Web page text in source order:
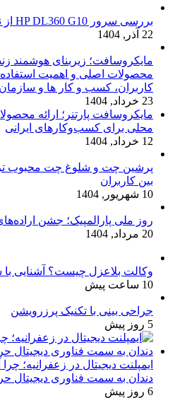
بررسی سرور HP DL360 G10 از نگاه ماهان شبکه ایرانیان
22 آذر, 1404
مایکروسافت؛ زیربنای هوشمند
محصولات اصلی و اهمیت استفاده
کاربران، کسب و کار ها و سازمان
23 خرداد, 1404
مایکروسافت پارتنر؛ ارائه
محلی برای کسب‌وکارهای ایرانی
12 خرداد, 1404
پرشین چت و شلوغ چت محبوب
بین کاربران
10 شهریور, 1404
روز ملی پارالمپیک؛ جشن
20 مرداد, 1404
وکالت بلاعزل چیست؟ آشنایی با
10 ساعت پیش
جراحی بینی با تکنیک پرزرویشن
5 روز پیش
ایمپلنت دیجیتال در زعفرانیه؛
دندان به سمت فناوری دیجیتال
6 روز پیش